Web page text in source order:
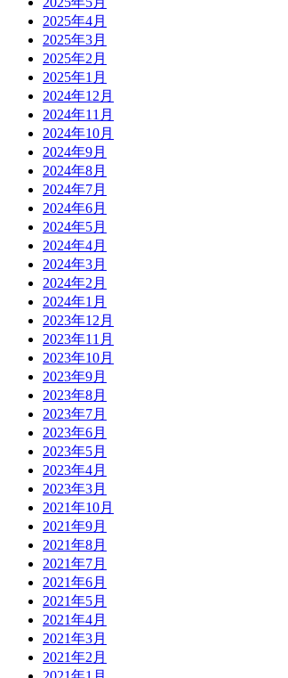
2025年4月
2025年3月
2025年2月
2025年1月
2024年12月
2024年11月
2024年10月
2024年9月
2024年8月
2024年7月
2024年6月
2024年5月
2024年4月
2024年3月
2024年2月
2024年1月
2023年12月
2023年11月
2023年10月
2023年9月
2023年8月
2023年7月
2023年6月
2023年5月
2023年4月
2023年3月
2021年10月
2021年9月
2021年8月
2021年7月
2021年6月
2021年5月
2021年4月
2021年3月
2021年2月